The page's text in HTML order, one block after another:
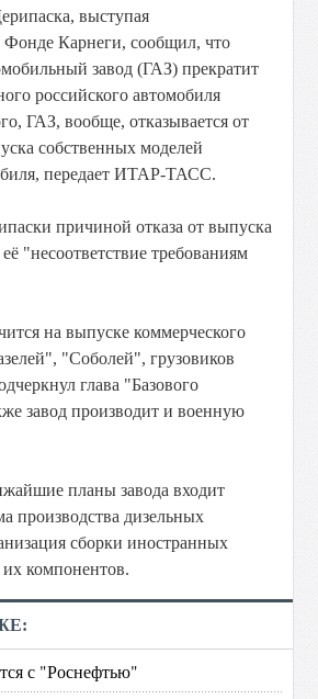
выступая
Фонде Карнеги, сообщил, что
завод (ГАЗ) прекратит
российского автомобиля
ГАЗ, вообще, отказывается от
собственных моделей
передает ИТАР-ТАСС.
причиной отказа от выпуска
"несоответствие требованиям
на выпуске коммерческого
"Соболей", грузовиков
глава "Базового
завод производит и военную
планы завода входит
производства дизельных
сборки иностранных
компонентов.
с "Роснефтью"